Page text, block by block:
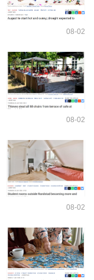
08-02
08-02
08-02